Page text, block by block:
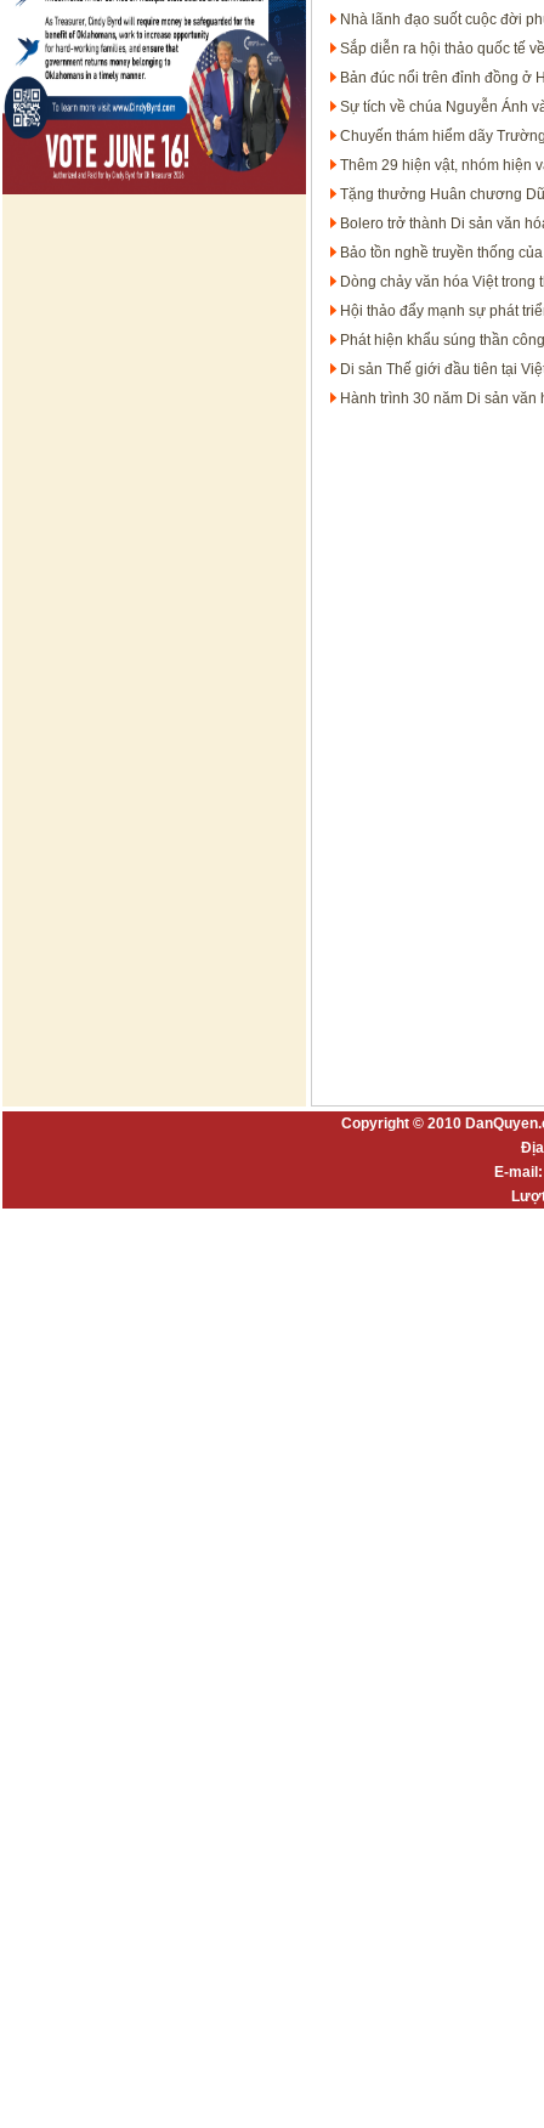
Nhà lãnh đạo suốt cuộc đời
Sắp diễn ra hội thảo quốc tế
Bản đúc nổi trên đỉnh đồng ở
Sự tích về chúa Nguyễn Ánh
Chuyến thám hiểm dãy
Thêm 29 hiện vật, nhóm hiện
Tặng thưởng Huân chương
Bolero trở thành Di sản văn
Bảo tồn nghề truyền thống
Dòng chảy văn hóa Việt trong
Hội thảo đẩy mạnh sự phát
Phát hiện khẩu súng thần
Di sản Thế giới đầu tiên tại
Hành trình 30 năm Di sản
Copyright © 2010
E-